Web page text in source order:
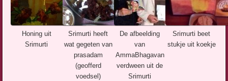
Honing uit
Srimurti
Srimurti heeft
wat gegeten van
prasadam
(geofferd
voedsel)
De afbeelding
van
AmmaBhagavan
verdween uit de
Srimurti
Srimurti beet
stukje uit koekje